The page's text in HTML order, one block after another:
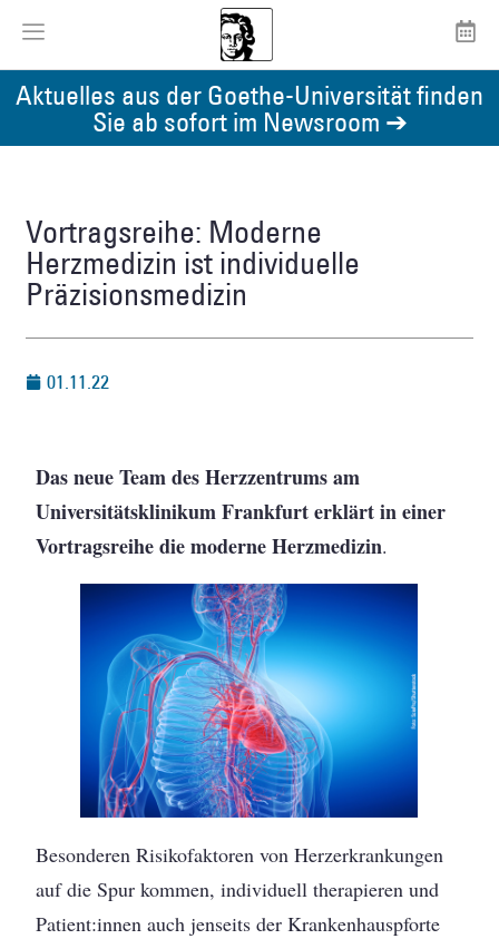
Aktuelles aus der Goethe-Universität finden
Sie ab sofort im Newsroom ➔
Vortragsreihe: Moderne
Herzmedizin ist individuelle
Präzisionsmedizin
01.11.22
Das neue Team des Herzzentrums am
Universitätsklinikum Frankfurt erklärt in einer
Vortragsreihe die moderne Herzmedizin.
Besonderen Risikofaktoren von Herzerkrankungen
auf die Spur kommen, individuell therapieren und
Patient:innen auch jenseits der Krankenhauspforte